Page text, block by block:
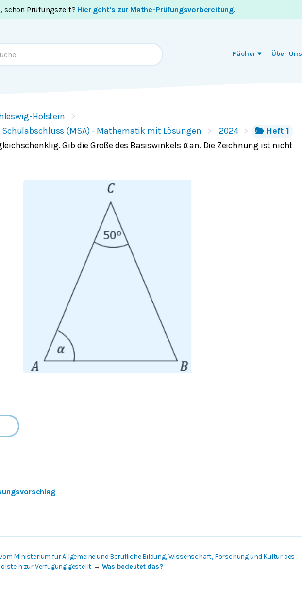
schon Prüfungszeit? Hier geht's zur Mathe-Prüfungsvorbereitung.
Fächer Über Uns
Holstein
(MSA) - Mathematik mit Lösungen
2024
Heft 1
Gib die Größe des Basiswinkels αan. Die Zeichnung ist nicht
Ministerium für Allgemeine und Berufliche Bildung, Wissenschaft, Forschung und Kultur des
zur Verfügung gestellt. → Was bedeutet das?